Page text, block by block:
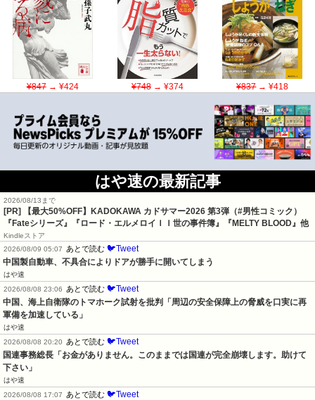
¥847→ ¥424 ¥748→ ¥374 ¥837→ ¥418
はや速の最新記事
2026/08/13まで
[PR]
【最大50%OFF】KADOKAWA カドサマー2026 第3弾（#男性コミック）
『Fateシリーズ』『ロード・エルメロイＩＩ世の事件簿』『MELTY BLOOD』他
Kindleストア
2026/08/09 05:07
あとで読む 🐦Tweet
中国製自動車、不具合によりドアが勝手に開いてしまう
はや速
2026/08/08 23:06
あとで読む 🐦Tweet
中国、海上自衛隊のトマホーク試射を批判「周辺の安全保障上の脅威を口実に再
軍備を加速している」
はや速
2026/08/08 20:20
あとで読む 🐦Tweet
国連事務総長「お金がありません。このままでは国連が完全崩壊します。助けて
下さい」
はや速
2026/08/08 17:07
あとで読む 🐦Tweet